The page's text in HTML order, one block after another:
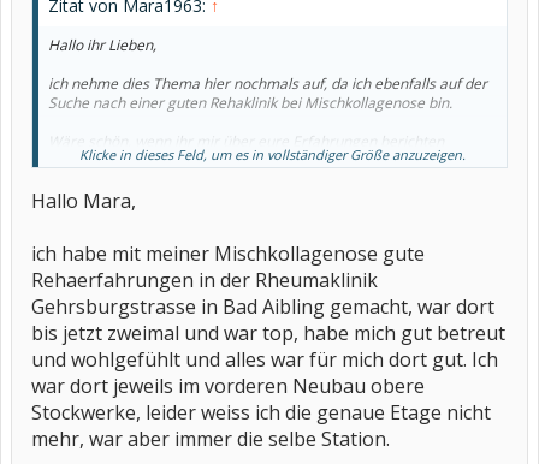
Zitat von Mara1963: ↑
Hallo ihr Lieben,
ich nehme dies Thema hier nochmals auf, da ich ebenfalls auf der
Suche nach einer guten Rehaklinik bei Mischkollagenose bin.
Wäre schön, wenn ihr mir über eure Erfahrungen berichten
würdet, ein Einzelzimmer ist mir wichtig und wenn ein
Klicke in dieses Feld, um es in vollständiger Größe anzuzeigen.
Hallo Mara,
ich habe mit meiner Mischkollagenose gute
Rehaerfahrungen in der Rheumaklinik
Gehrsburgstrasse in Bad Aibling gemacht, war dort
bis jetzt zweimal und war top, habe mich gut betreut
und wohlgefühlt und alles war für mich dort gut. Ich
war dort jeweils im vorderen Neubau obere
Stockwerke, leider weiss ich die genaue Etage nicht
mehr, war aber immer die selbe Station.